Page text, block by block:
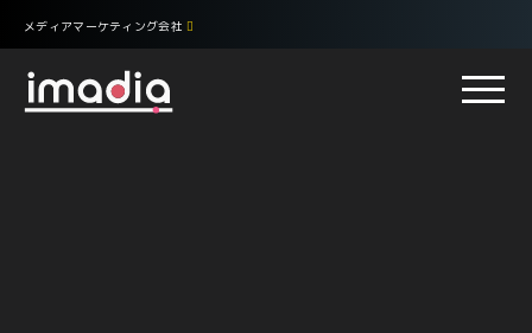
メディアマーケティング会社